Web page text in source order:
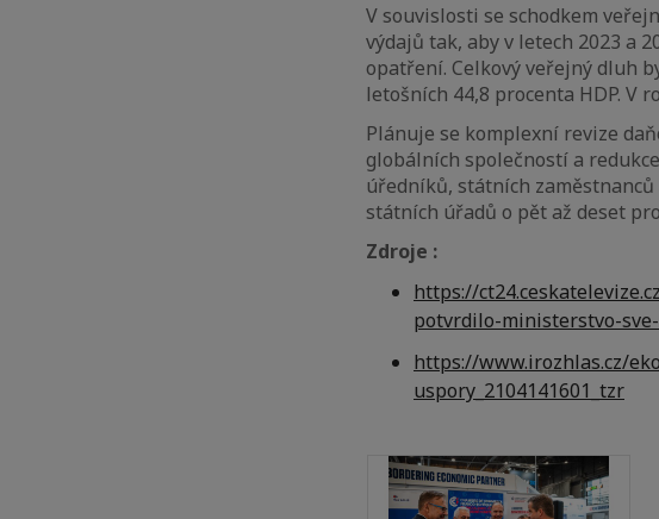
V souvislosti se schodkem
výdajů tak, aby v letech 2023 a
opatření. Celkový veřejný dluh
letošních 44,8 procenta HDP. V
Plánuje se komplexní revize
globálních společností a
úředníků, státních
státních úřadů o pět až deset
Zdroje :
https://
potvrdilo-ministerstvo-
https://www.irozhlas.cz/
uspory_2104141601_tzr